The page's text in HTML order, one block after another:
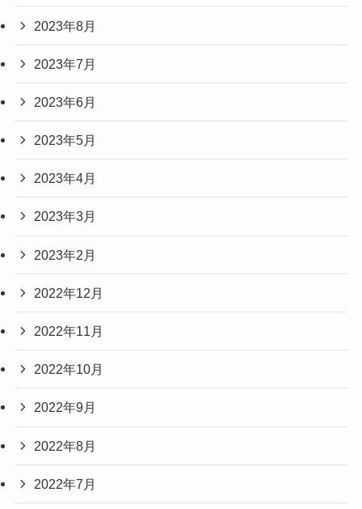
2023年8月
2023年7月
2023年6月
2023年5月
2023年4月
2023年3月
2023年2月
2022年12月
2022年11月
2022年10月
2022年9月
2022年8月
2022年7月